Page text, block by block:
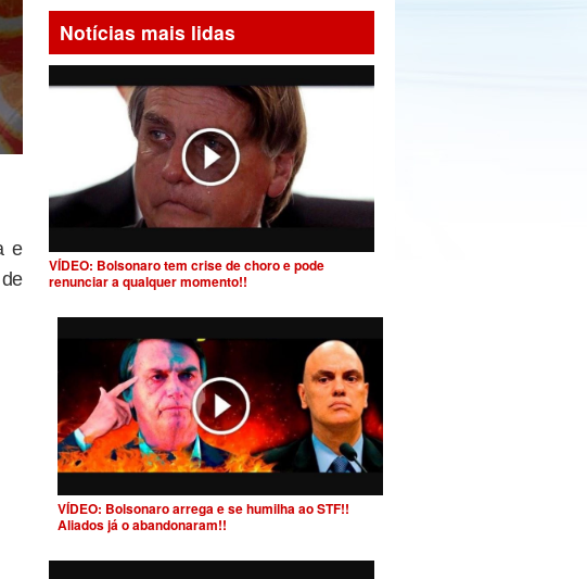
e
Notícias mais lidas
VÍDEO: Bolsonaro tem crise de choro e pode
renunciar a qualquer momento!!
VÍDEO: Bolsonaro arrega e se humilha ao STF!!
Aliados já o abandonaram!!